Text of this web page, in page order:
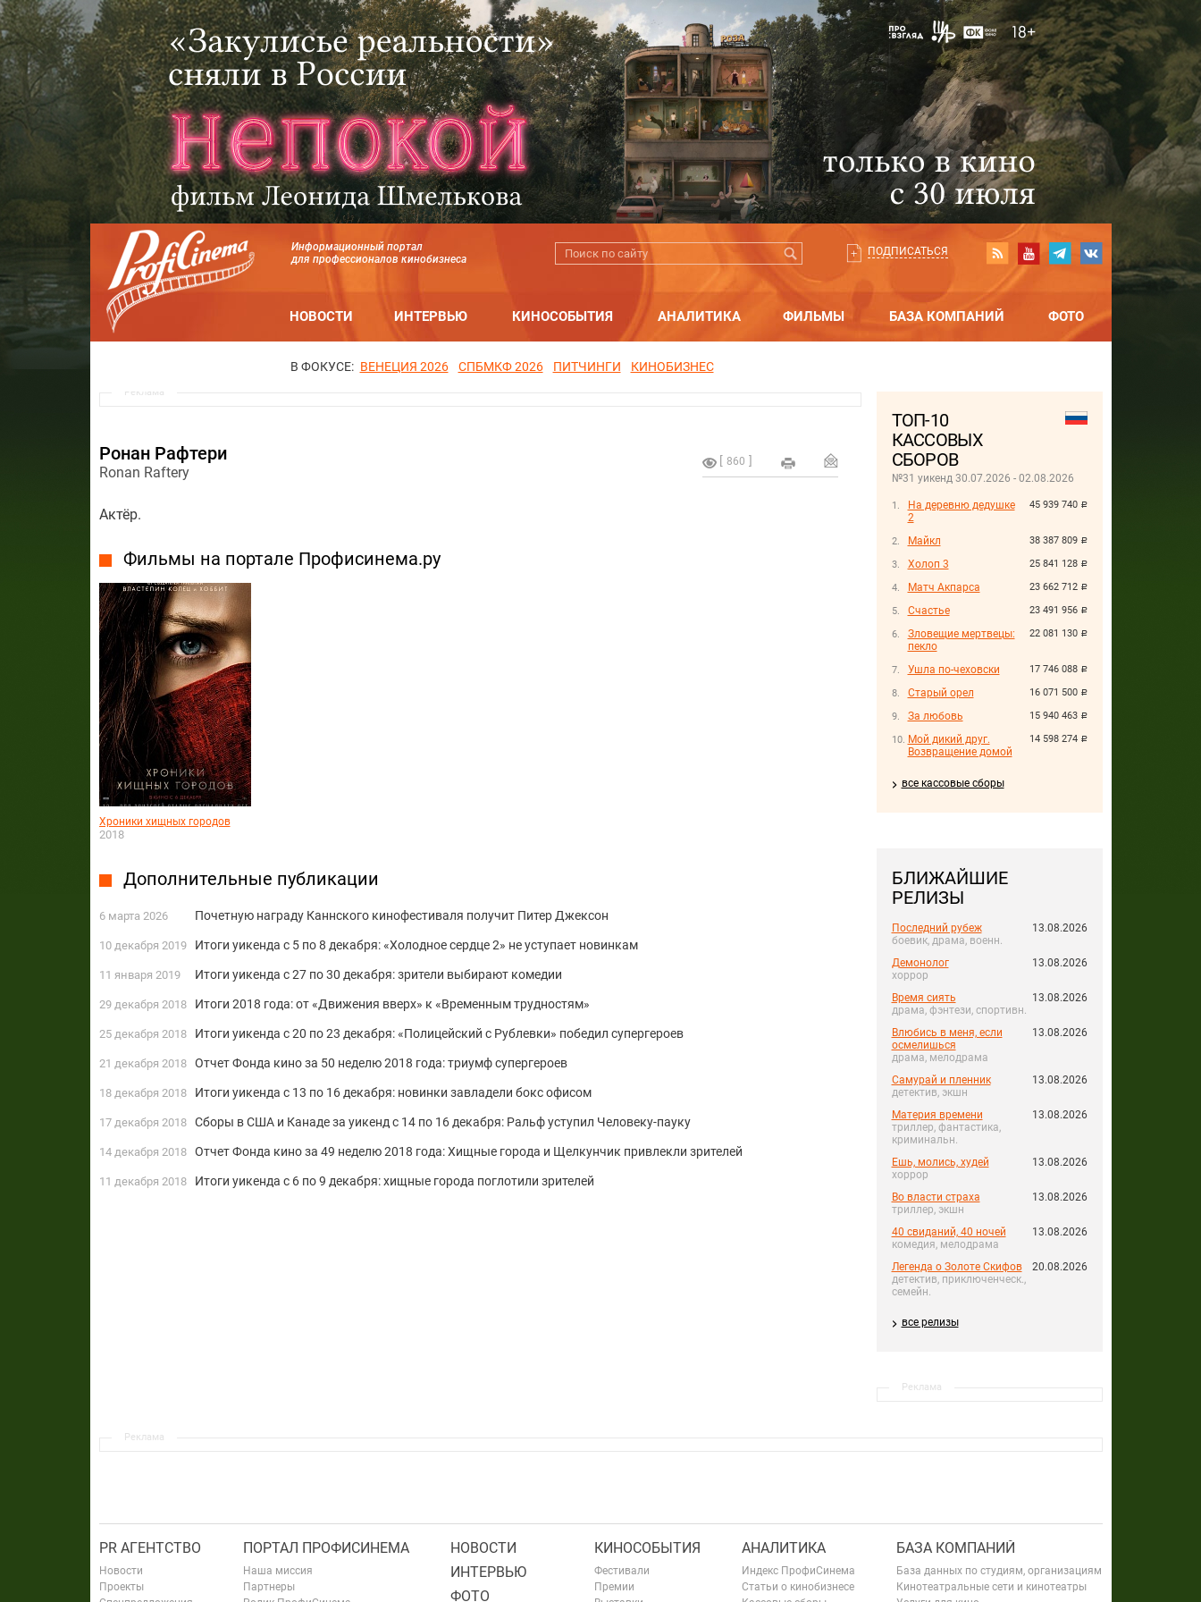
Информационный портал
для профессионалов кинобизнеса
ПОДПИСАТЬСЯ
НОВОСТИ ИНТЕРВЬЮ КИНОСОБЫТИЯ АНАЛИТИКА ФИЛЬМЫ БАЗА КОМПАНИЙ ФОТО
В ФОКУСЕ: ВЕНЕЦИЯ 2026 СПБМКФ 2026 ПИТЧИНГИ КИНОБИЗНЕС
ТОП-10
КАССОВЫХ
СБОРОВ
№31 уикенд 30.07.2026 - 02.08.2026
45 939 740 руб.
На деревню дедушке
2
38 387 809 руб.
Майкл
25 841 128 руб.
Холоп 3
23 662 712 руб.
Матч Акпарса
23 491 956 руб.
Счастье
22 081 130 руб.
Зловещие мертвецы:
пекло
17 746 088 руб.
Ушла по-чеховски
16 071 500 руб.
Старый орел
15 940 463 руб.
За любовь
14 598 274 руб.
Мой дикий друг.
Возвращение домой
все кассовые сборы
БЛИЖАЙШИЕ
РЕЛИЗЫ
Последний рубеж
боевик, драма, военн.
13.08.2026
Демонолог
хоррор
13.08.2026
Время сиять
драма, фэнтези, спортивн.
13.08.2026
Влюбись в меня, если
осмелишься
драма, мелодрама
13.08.2026
Самурай и пленник
детектив, экшн
13.08.2026
Материя времени
триллер, фантастика,
криминальн.
13.08.2026
Ешь, молись, худей
хоррор
13.08.2026
Во власти страха
триллер, экшн
13.08.2026
40 свиданий, 40 ночей
комедия, мелодрама
13.08.2026
Легенда о Золоте Скифов
детектив, приключенческ.,
семейн.
20.08.2026
все релизы
Реклама
Реклама
860
Ронан Рафтери
Ronan Raftery
Актёр.
Фильмы на портале Профисинема.ру
Хроники хищных городов
2018
Дополнительные публикации
6 марта 2026 Почетную награду Каннского кинофестиваля получит Питер Джексон
10 декабря 2019 Итоги уикенда с 5 по 8 декабря: «Холодное сердце 2» не уступает новинкам
11 января 2019 Итоги уикенда с 27 по 30 декабря: зрители выбирают комедии
29 декабря 2018 Итоги 2018 года: от «Движения вверх» к «Временным трудностям»
25 декабря 2018 Итоги уикенда с 20 по 23 декабря: «Полицейский с Рублевки» победил супергероев
21 декабря 2018 Отчет Фонда кино за 50 неделю 2018 года: триумф супергероев
18 декабря 2018 Итоги уикенда с 13 по 16 декабря: новинки завладели бокс офисом
17 декабря 2018 Сборы в США и Канаде за уикенд с 14 по 16 декабря: Ральф уступил Человеку-пауку
14 декабря 2018 Отчет Фонда кино за 49 неделю 2018 года: Хищные города и Щелкунчик привлекли зрителей
11 декабря 2018 Итоги уикенда с 6 по 9 декабря: хищные города поглотили зрителей
Реклама
PR АГЕНТСТВО
Новости
Проекты
ПОРТАЛ ПРОФИСИНЕМА
Наша миссия
Партнеры
НОВОСТИ
ИНТЕРВЬЮ
ФОТО
КИНОСОБЫТИЯ
Фестивали
Премии
АНАЛИТИКА
Индекс ПрофиСинема
Статьи о кинобизнесе
БАЗА КОМПАНИЙ
База данных по студиям, организациям
Кинотеатральные сети и кинотеатры